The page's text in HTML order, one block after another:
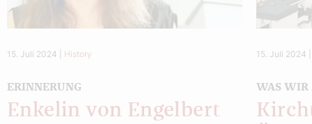
15. Juli 2024 History
ERINNERUNG
Enkelin von Engelbert
15. Juli 2024
WAS WIR